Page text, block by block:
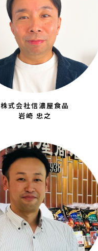
株式会社信濃屋食品
岩崎 忠之